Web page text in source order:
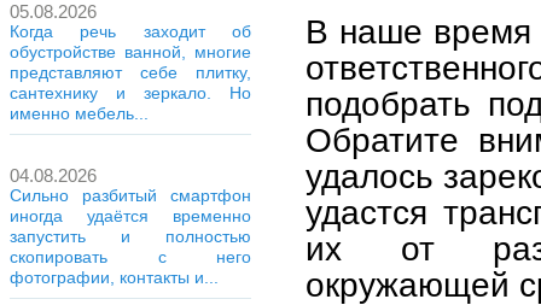
05.08.2026
Когда речь заходит об
обустройстве ванной, многие
представляют себе плитку,
сантехнику и зеркало. Но
именно мебель...
04.08.2026
Сильно разбитый смартфон
иногда удаётся временно
запустить и полностью
скопировать с него
фотографии, контакты и...
В наше время
подобрать
Обратите
удалось
удастся
их от
окружающей